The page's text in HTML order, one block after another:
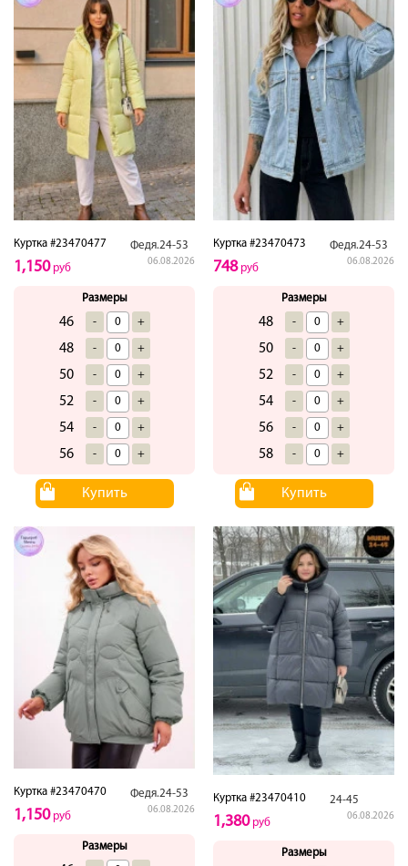
Куртка #23470477 Федя.24-53
06.08.2026
1,150руб
Размеры
46 - +
48 - +
50 - +
52 - +
54 - +
56 - +
Купить
Куртка #23470473 Федя.24-53
06.08.2026
748руб
Размеры
48 - +
50 - +
52 - +
54 - +
56 - +
58 - +
Купить
Куртка #23470470 Федя.24-53
06.08.2026
1,150руб
Размеры
Куртка #23470410 24-45
06.08.2026
1,380руб
Размеры